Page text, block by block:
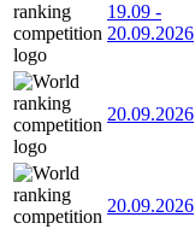
19.09 -
20.09.2026
20.09.2026
20.09.2026